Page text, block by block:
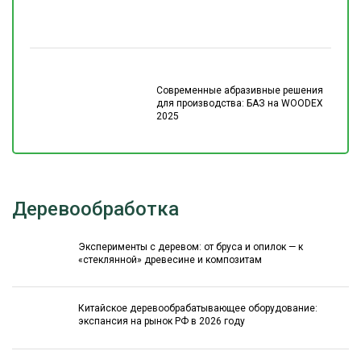
Современные абразивные решения
для производства: БАЗ на WOODEX
2025
Деревообработка
Эксперименты с деревом: от бруса и опилок — к
«стеклянной» древесине и композитам
Китайское деревообрабатывающее оборудование:
экспансия на рынок РФ в 2026 году